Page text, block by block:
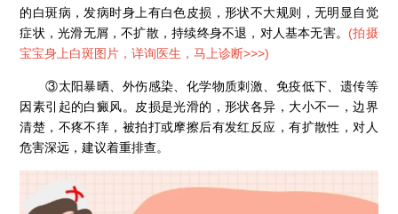
的白斑病，发病时身上有白色皮损，形状不大规则，无明显自觉
症状，光滑无屑，不扩散，持续终身不退，对人基本无害。 (拍摄
宝宝身上白斑图片，详询医生，马上诊断>>>)
③太阳暴晒、外伤感染、化学物质刺激、免疫低下、遗传等
因素引起的白癜风。皮损是光滑的，形状各异，大小不一，边界
清楚，不疼不痒，被拍打或摩擦后有发红反应，有扩散性，对人
危害深远，建议着重排查。